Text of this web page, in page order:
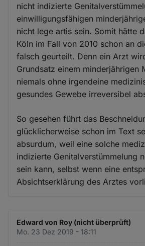
nicht indizierte
einwilligungsfähigen
nicht lege artis sein. Somit hätte
Köln im Fall von 2010 schon an
falsch geurteilt. Denn ein Arzt
Grundsatz einem minderjährigen
niemals ohne irgendeine
gesundes Gewebe irreversibel
So gesehen führt das
glücklicherweise schon im Text
absurdum, weil eine solche
indizierte Genitalverstümmelung
sein kann, selbst wenn eine
Absichtserklärung des Arztes
Edward von Roy (nicht überprüft)
Mo. 23 Dez 2019 - 18:11